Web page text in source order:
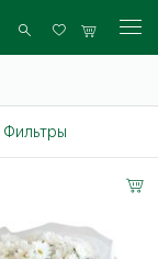
Войти
Фильтры